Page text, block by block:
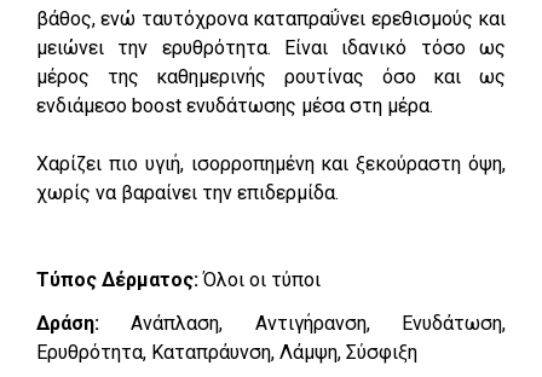
βάθος, ενώ ταυτόχρονα καταπραΰνει ερεθισμούς και
μειώνει την ερυθρότητα. Είναι ιδανικό τόσο ως
μέρος της καθημερινής ρουτίνας όσο και ως
ενδιάμεσο boost ενυδάτωσης μέσα στη μέρα.
Χαρίζει πιο υγιή, ισορροπημένη και ξεκούραστη όψη,
χωρίς να βαραίνει την επιδερμίδα.
Τύπος Δέρματος:Όλοι οι τύποι
Δράση:Ανάπλαση, Αντιγήρανση, Ενυδάτωση,
Ερυθρότητα, Καταπράυνση, Λάμψη, Σύσφιξη